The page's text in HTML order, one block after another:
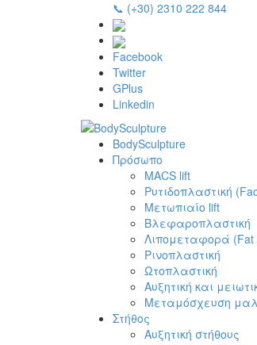
📞 (+30) 2310 222 844
Facebook
Twitter
GPlus
Linkedin
BodySculpture
Πρόσωπο
MACS lift
Ρυτιδοπλαστική
Μετωπιαίο lift
Βλεφαροπλαστική
Λιπομεταφορά (Fat
Ρινοπλαστική
Ωτοπλαστική
Αυξητική και
Μεταμόσχευση
Στήθος
Αυξητική στήθους